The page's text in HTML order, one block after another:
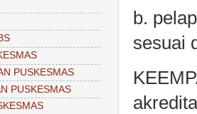
b.
sesuai
PUSKESMAS
PUSKESMAS